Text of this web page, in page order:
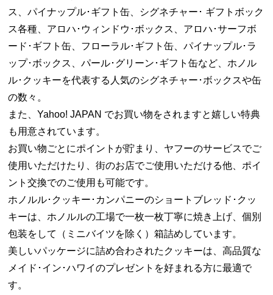
ス、パイナップル･ギフト缶、シグネチャー･ ギフトボック
ス各種、アロハ･ウィンドウ･ボックス、アロハ･サーフボ
ード･ギフト缶、フローラル･ギフト缶、パイナップル･ラ
ップ･ボックス、パール･グリーン･ギフト缶など、ホノル
ル･クッキーを代表する人気のシグネチャー･ボックスや缶
の数々。
また、Yahoo! JAPAN でお買い物をされますと嬉しい特典
も用意されています。
お買い物ごとにポイントが貯まり、ヤフーのサービスでご
使用いただけたり、街のお店でご使用いただける他、ポイ
ント交換でのご使用も可能です。
ホノルル･クッキー･カンパニーのショートブレッド･クッ
キーは、ホノルルの工場で一枚一枚丁寧に焼き上げ、個別
包装をして（ミニバイツを除く）箱詰めしています。
美しいパッケージに詰め合わされたクッキーは、高品質な
メイド･イン･ハワイのプレゼントを好まれる方に最適で
す。